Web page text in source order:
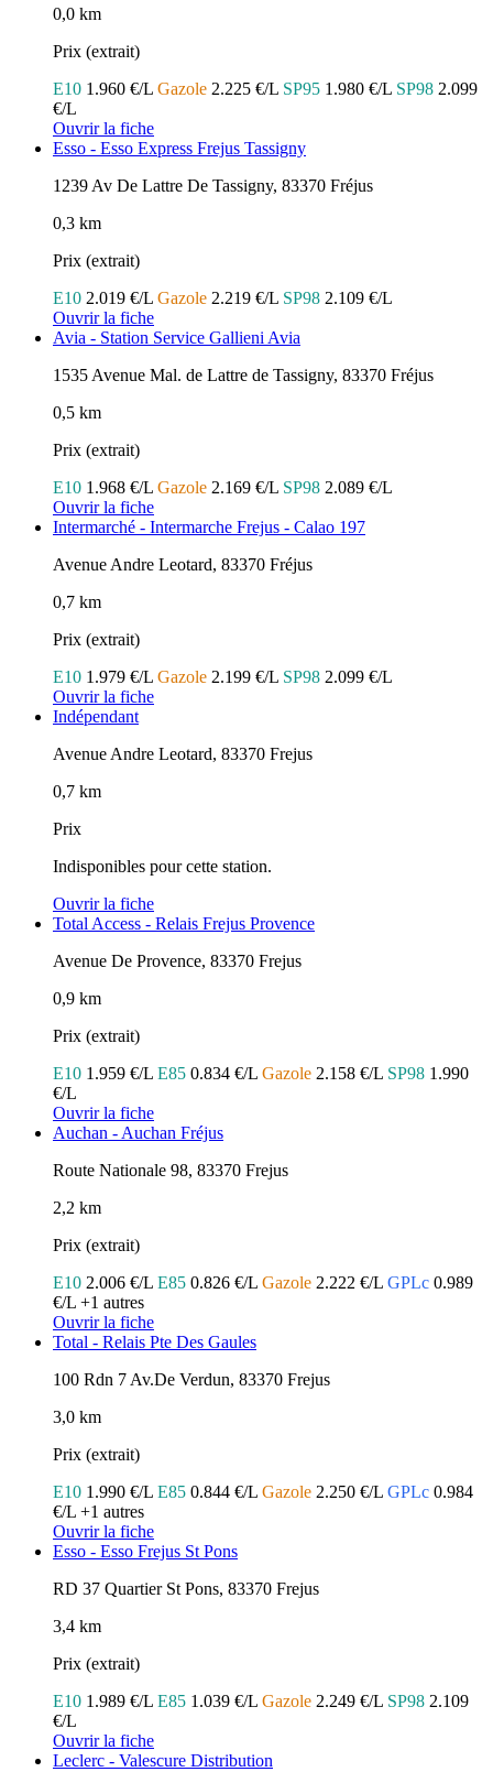
0,0 km
Prix (extrait)
E10 1.960 €/L Gazole 2.225 €/L SP95 1.980 €/L SP98 2.099
€/L
Ouvrir la fiche
Esso - Esso Express Frejus Tassigny
1239 Av De Lattre De Tassigny, 83370 Fréjus
0,3 km
Prix (extrait)
E10 2.019 €/L Gazole 2.219 €/L SP98 2.109 €/L
Ouvrir la fiche
Avia - Station Service Gallieni Avia
1535 Avenue Mal. de Lattre de Tassigny, 83370 Fréjus
0,5 km
Prix (extrait)
E10 1.968 €/L Gazole 2.169 €/L SP98 2.089 €/L
Ouvrir la fiche
Intermarché - Intermarche Frejus - Calao 197
Avenue Andre Leotard, 83370 Fréjus
0,7 km
Prix (extrait)
E10 1.979 €/L Gazole 2.199 €/L SP98 2.099 €/L
Ouvrir la fiche
Indépendant
Avenue Andre Leotard, 83370 Frejus
0,7 km
Prix
Indisponibles pour cette station.
Ouvrir la fiche
Total Access - Relais Frejus Provence
Avenue De Provence, 83370 Frejus
0,9 km
Prix (extrait)
E10 1.959 €/L E85 0.834 €/L Gazole 2.158 €/L SP98 1.990
€/L
Ouvrir la fiche
Auchan - Auchan Fréjus
Route Nationale 98, 83370 Frejus
2,2 km
Prix (extrait)
E10 2.006 €/L E85 0.826 €/L Gazole 2.222 €/L GPLc 0.989
€/L +1 autres
Ouvrir la fiche
Total - Relais Pte Des Gaules
100 Rdn 7 Av.De Verdun, 83370 Frejus
3,0 km
Prix (extrait)
E10 1.990 €/L E85 0.844 €/L Gazole 2.250 €/L GPLc 0.984
€/L +1 autres
Ouvrir la fiche
Esso - Esso Frejus St Pons
RD 37 Quartier St Pons, 83370 Frejus
3,4 km
Prix (extrait)
E10 1.989 €/L E85 1.039 €/L Gazole 2.249 €/L SP98 2.109
€/L
Ouvrir la fiche
Leclerc - Valescure Distribution